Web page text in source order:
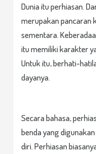
Dunia itu perhiasan.
merupakan pancaran
sementara.
itu memiliki karakter
Untuk itu, berhati-
dayanya.
Secara bahasa,
benda yang
diri. Perhiasan